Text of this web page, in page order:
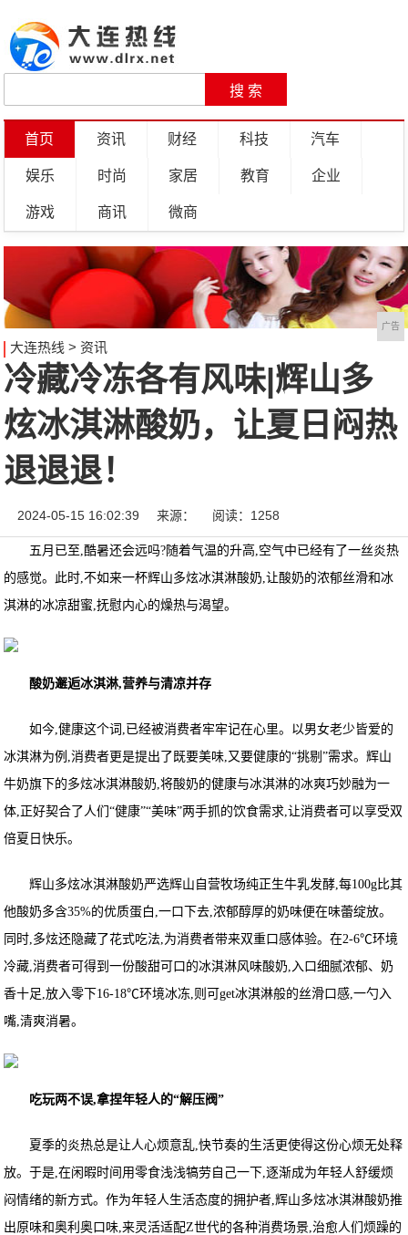
首页 资讯 财经 科技 汽车
娱乐 时尚 家居 教育 企业
游戏 商讯 微商
广告
大连热线 > 资讯
冷藏冷冻各有风味|辉山多
炫冰淇淋酸奶，让夏日闷热
退退退！
2024-05-15 16:02:39 来源： 阅读：1258
五月已至,酷暑还会远吗?随着气温的升高,空气中已经有了一丝炎热
的感觉。此时,不如来一杯辉山多炫冰淇淋酸奶,让酸奶的浓郁丝滑和冰
淇淋的冰凉甜蜜,抚慰内心的燥热与渴望。
酸奶邂逅冰淇淋,营养与清凉并存
如今,健康这个词,已经被消费者牢牢记在心里。以男女老少皆爱的
冰淇淋为例,消费者更是提出了既要美味,又要健康的“挑剔”需求。辉山
牛奶旗下的多炫冰淇淋酸奶,将酸奶的健康与冰淇淋的冰爽巧妙融为一
体,正好契合了人们“健康”“美味”两手抓的饮食需求,让消费者可以享受双
倍夏日快乐。
辉山多炫冰淇淋酸奶严选辉山自营牧场纯正生牛乳发酵,每100g比其
他酸奶多含35%的优质蛋白,一口下去,浓郁醇厚的奶味便在味蕾绽放。
同时,多炫还隐藏了花式吃法,为消费者带来双重口感体验。在2-6℃环境
冷藏,消费者可得到一份酸甜可口的冰淇淋风味酸奶,入口细腻浓郁、奶
香十足,放入零下16-18℃环境冰冻,则可get冰淇淋般的丝滑口感,一勺入
嘴,清爽消暑。
吃玩两不误,拿捏年轻人的“解压阀”
夏季的炎热总是让人心烦意乱,快节奏的生活更使得这份心烦无处释
放。于是,在闲暇时间用零食浅浅犒劳自己一下,逐渐成为年轻人舒缓烦
闷情绪的新方式。作为年轻人生活态度的拥护者,辉山多炫冰淇淋酸奶推
出原味和奥利奥口味,来灵活适配Z世代的各种消费场景,治愈人们烦躁的